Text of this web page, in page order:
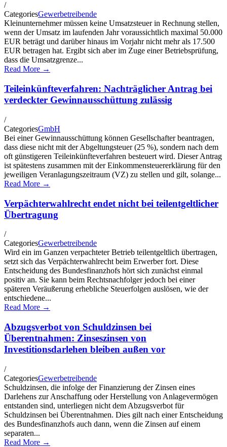
/
CategoriesGewerbetreibende
Kleinunternehmer müssen keine Umsatzsteuer in Rechnung stellen,
wenn der Umsatz im laufenden Jahr voraussichtlich maximal 50.000
EUR beträgt und darüber hinaus im Vorjahr nicht mehr als 17.500
EUR betragen hat. Ergibt sich aber im Zuge einer Betriebsprüfung,
dass die Umsatzgrenze...
Read More →
Teileinkünfteverfahren: Nachträglicher Antrag bei
verdeckter Gewinnausschüttung zulässig
/
CategoriesGmbH
Bei einer Gewinnausschüttung können Gesellschafter beantragen,
dass diese nicht mit der Abgeltungsteuer (25 %), sondern nach dem
oft günstigeren Teileinkünfteverfahren besteuert wird. Dieser Antrag
ist spätestens zusammen mit der Einkommensteuererklärung für den
jeweiligen Veranlagungszeitraum (VZ) zu stellen und gilt, solange...
Read More →
Verpächterwahlrecht endet nicht bei teilentgeltlicher
Übertragung
/
CategoriesGewerbetreibende
Wird ein im Ganzen verpachteter Betrieb teilentgeltlich übertragen,
setzt sich das Verpächterwahlrecht beim Erwerber fort. Diese
Entscheidung des Bundesfinanzhofs hört sich zunächst einmal
positiv an. Sie kann beim Rechtsnachfolger jedoch bei einer
späteren Veräußerung erhebliche Steuerfolgen auslösen, wie der
entschiedene...
Read More →
Abzugsverbot von Schuldzinsen bei
Überentnahmen: Zinseszinsen von
Investitionsdarlehen bleiben außen vor
/
CategoriesGewerbetreibende
Schuldzinsen, die infolge der Finanzierung der Zinsen eines
Darlehens zur Anschaffung oder Herstellung von Anlagevermögen
entstanden sind, unterliegen nicht dem Abzugsverbot für
Schuldzinsen bei Überentnahmen. Dies gilt nach einer Entscheidung
des Bundesfinanzhofs auch dann, wenn die Zinsen auf einem
separaten...
Read More →